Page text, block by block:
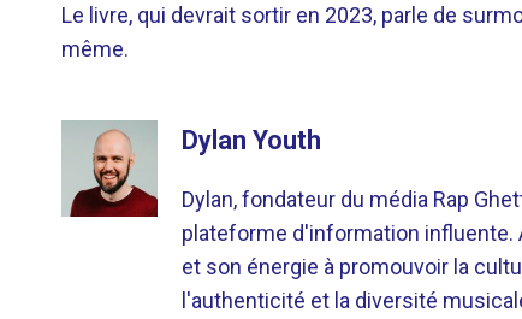
Le livre, qui devrait sortir en 2023, parle de
même.
Dylan Youth
Dylan, fondateur du média Rap
plateforme d'information influente.
et son énergie à promouvoir la
l'authenticité et la diversité